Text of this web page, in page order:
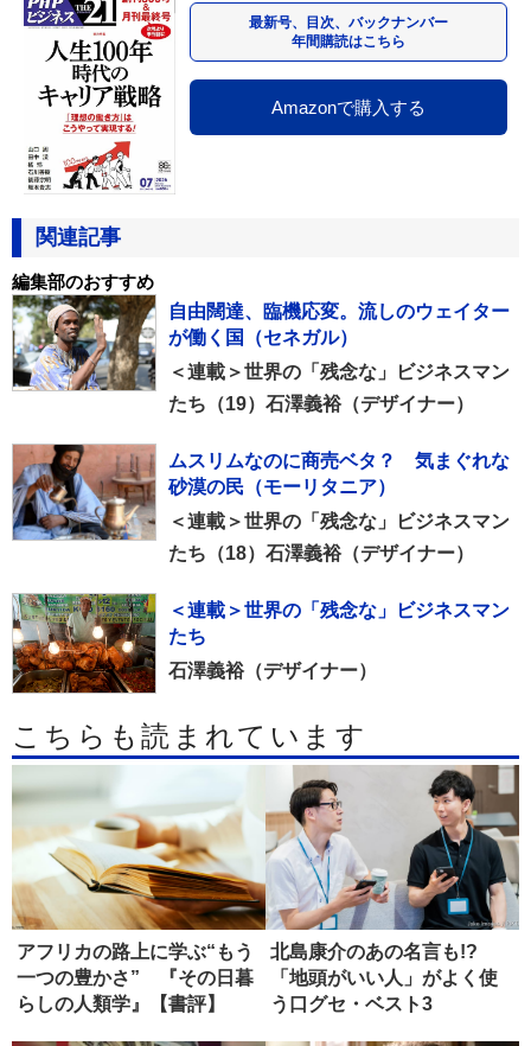
最新号、目次、バックナンバー
年間購読はこちら
Amazonで購入する
関連記事
編集部のおすすめ
自由闊達、臨機応変。流しのウェイター
が働く国（セネガル）
＜連載＞世界の「残念な」ビジネスマン
たち（19）石澤義裕（デザイナー）
ムスリムなのに商売ベタ？ 気まぐれな
砂漠の民（モーリタニア）
＜連載＞世界の「残念な」ビジネスマン
たち（18）石澤義裕（デザイナー）
＜連載＞世界の「残念な」ビジネスマン
たち
石澤義裕（デザイナー）
こちらも読まれています
アフリカの路上に学ぶ“もう
一つの豊かさ” 『その日暮
らしの人類学』【書評】
北島康介のあの名言も!?
「地頭がいい人」がよく使
う口グセ・ベスト3